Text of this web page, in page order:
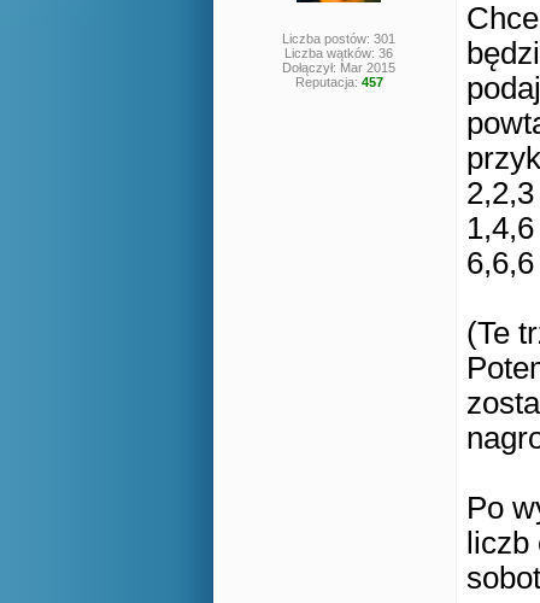
Liczba postów: 301
Liczba wątków: 36
Dołączył: Mar 2015
Reputacja: 457
2,2,3
1,4,6
6,6,6
(Te
Po